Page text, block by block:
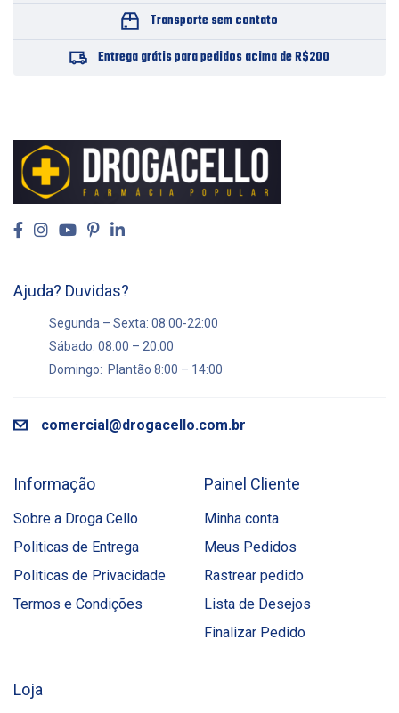
Transporte sem contato
Entrega grátis para pedidos acima de R$200
Ajuda? Duvidas?
Segunda – Sexta: 08:00-22:00
Sábado: 08:00 – 20:00
Domingo: Plantão 8:00 – 14:00
comercial@drogacello.com.br
Informação
Sobre a Droga Cello
Politicas de Entrega
Politicas de Privacidade
Termos e Condições
Painel Cliente
Minha conta
Meus Pedidos
Rastrear pedido
Lista de Desejos
Finalizar Pedido
Loja